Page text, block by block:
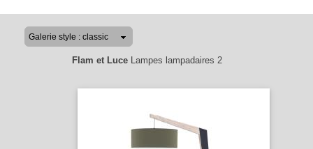
Flam et LuceLampes lampadaires 2